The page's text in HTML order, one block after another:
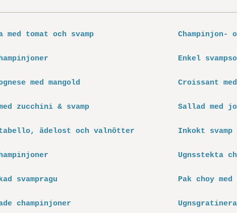
tomat och svamp Champinjon-
Enkel
med mangold Croissant
zucchini & svamp Sallad med
ädelost och valnötter Inkokt
Ugnsstekta
svampragu Pak choy
champinjoner